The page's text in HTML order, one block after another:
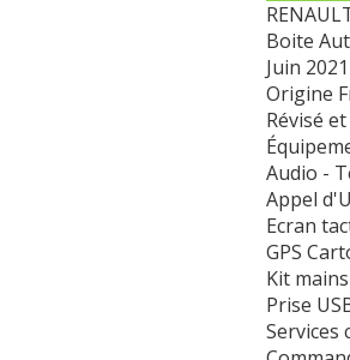
Boite
Juin
Origine
Révisé
Audio -
Appel
Ecran
GPS
Kit
Prise
Services